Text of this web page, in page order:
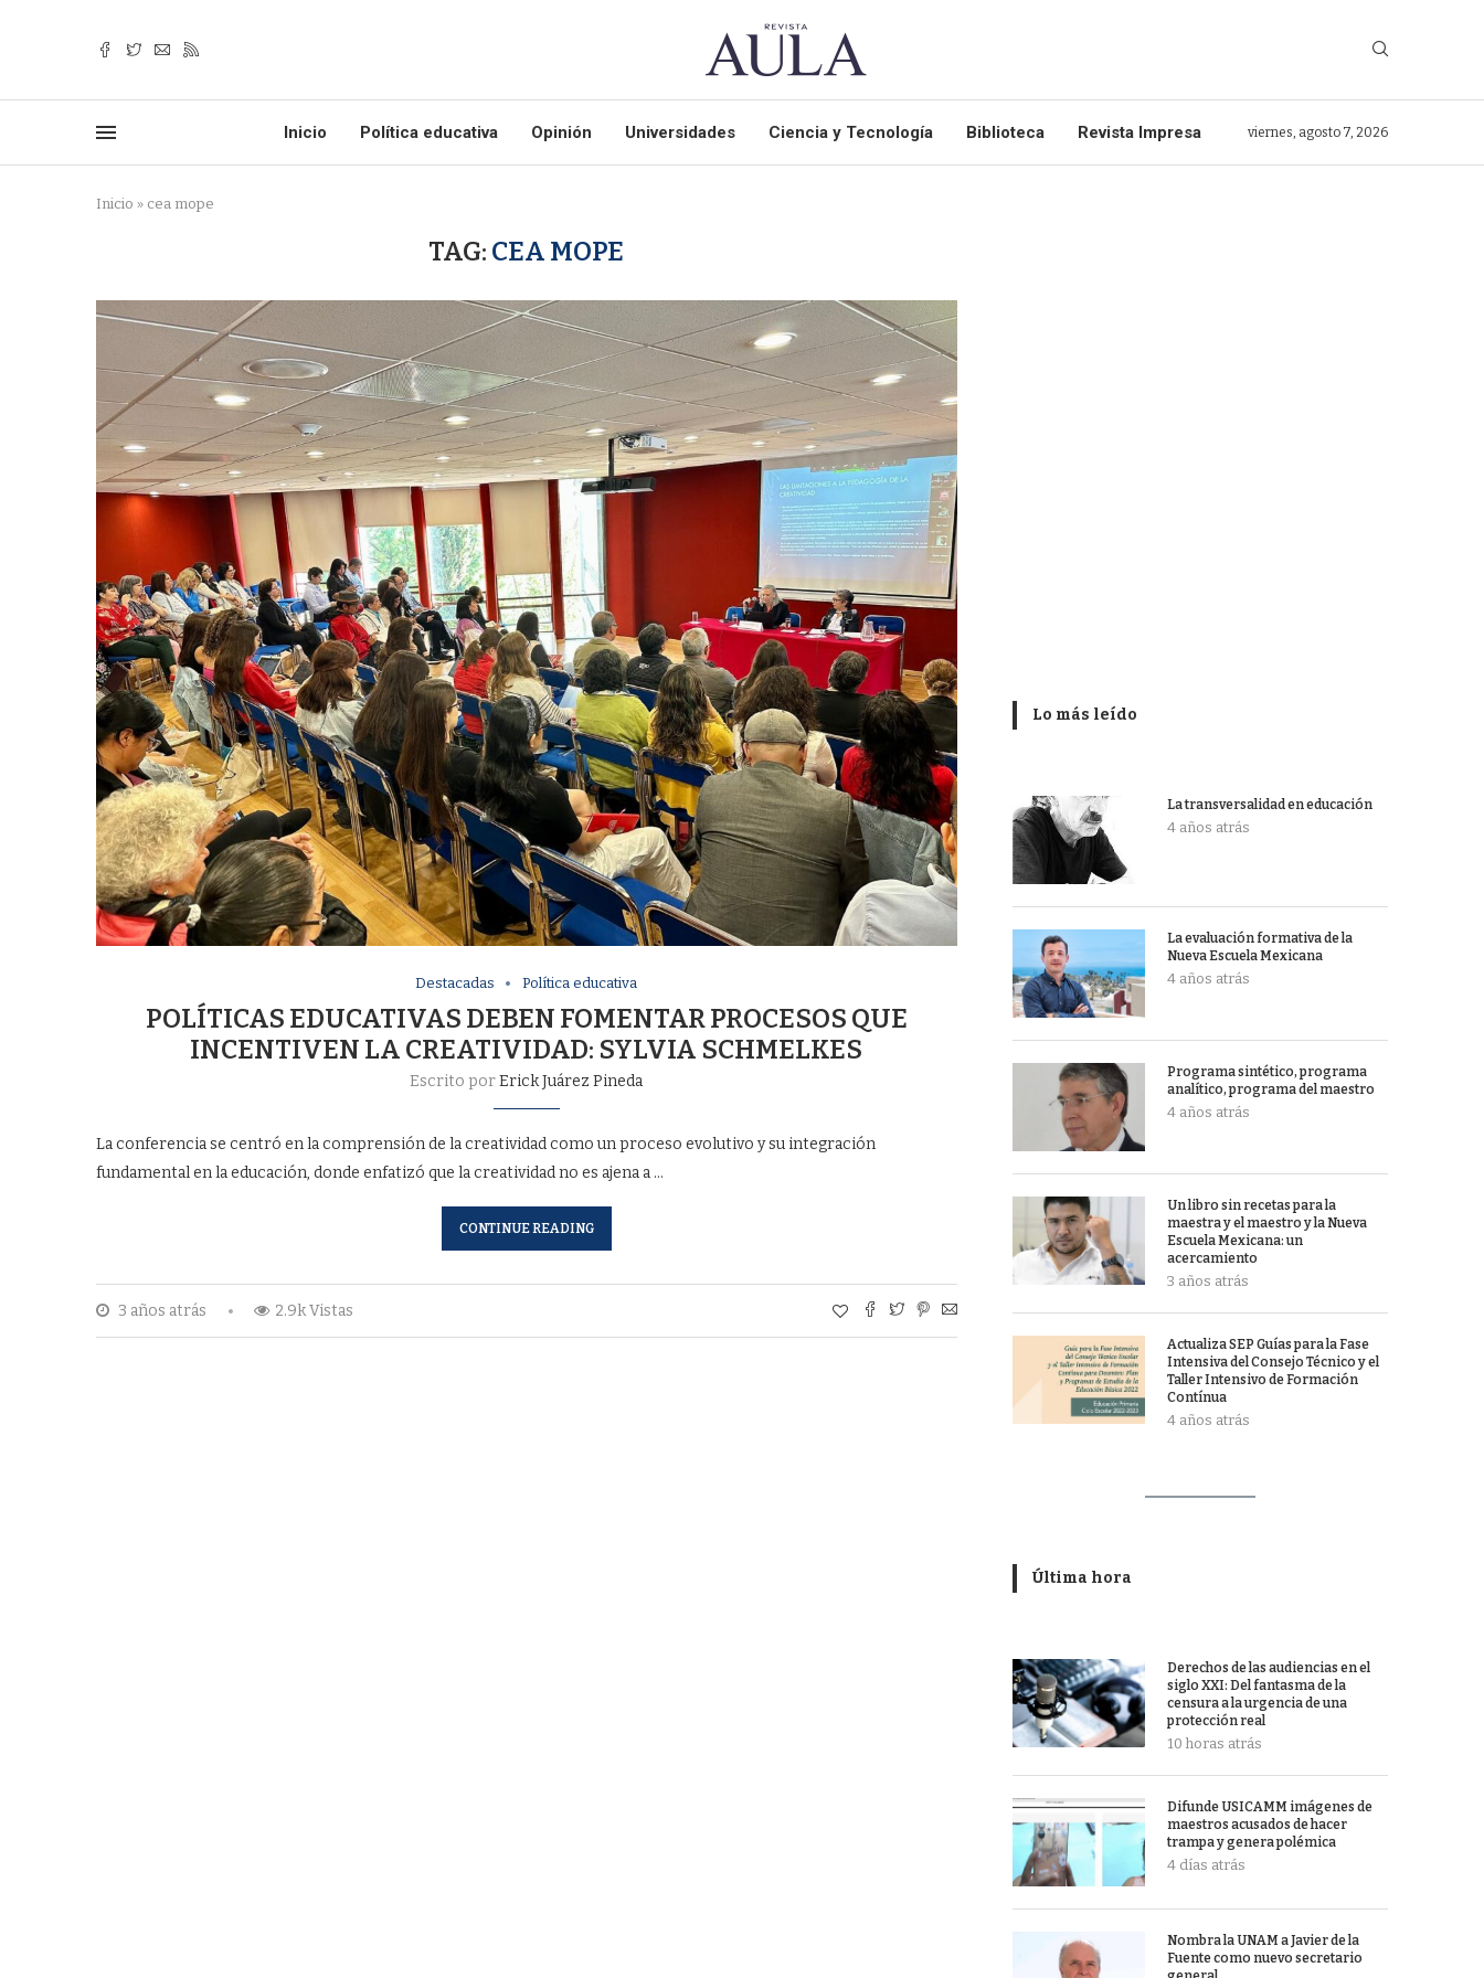
Inicio Política educativa Opinión Universidades Ciencia y Tecnología Biblioteca Revista Impresa viernes, agosto 7, 2026
Inicio » cea mope
TAG: CEA MOPE
Destacadas Política educativa
POLÍTICAS EDUCATIVAS DEBEN FOMENTAR PROCESOS QUE
INCENTIVEN LA CREATIVIDAD: SYLVIA SCHMELKES
Escrito porErick Juárez Pineda
La conferencia se centró en la comprensión de la creatividad como un proceso evolutivo y su integración
fundamental en la educación, donde enfatizó que la creatividad no es ajena a …
CONTINUE READING
3 años atrás 2.9k Vistas
Lo más leído
La transversalidad en educación
4 años atrás
La evaluación formativa de la
Nueva Escuela Mexicana
4 años atrás
Programa sintético, programa
analítico, programa del maestro
4 años atrás
Un libro sin recetas para la
maestra y el maestro y la Nueva
Escuela Mexicana: un
acercamiento
3 años atrás
Actualiza SEP Guías para la Fase
Intensiva del Consejo Técnico y el
Taller Intensivo de Formación
Contínua
4 años atrás
Última hora
Derechos de las audiencias en el
siglo XXI: Del fantasma de la
censura a la urgencia de una
protección real
10 horas atrás
Difunde USICAMM imágenes de
maestros acusados de hacer
trampa y genera polémica
4 días atrás
Nombra la UNAM a Javier de la
Fuente como nuevo secretario